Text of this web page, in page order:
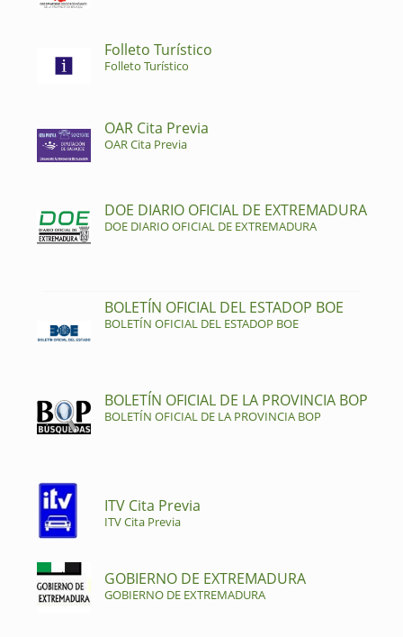
Folleto Turístico
Folleto Turístico
OAR Cita Previa
OAR Cita Previa
DOE DIARIO OFICIAL DE EXTREMADURA
DOE DIARIO OFICIAL DE EXTREMADURA
BOLETÍN OFICIAL DEL ESTADOP BOE
BOLETÍN OFICIAL DEL ESTADOP BOE
BOLETÍN OFICIAL DE LA PROVINCIA BOP
BOLETÍN OFICIAL DE LA PROVINCIA BOP
ITV Cita Previa
ITV Cita Previa
GOBIERNO DE EXTREMADURA
GOBIERNO DE EXTREMADURA